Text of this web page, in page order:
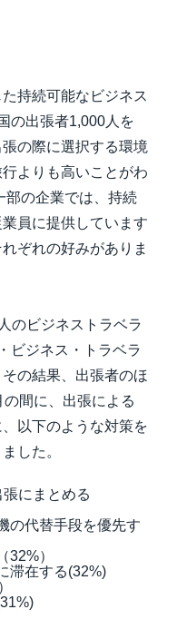
持続可能なビジネス
の出張者1,000人を
の際に選択する環境
よりも高いことがわ
部の企業では、持続
員に提供しています
ぞれの好みがありま
のビジネストラベラ
ビジネス・トラベラ
の結果、出張者のほ
間に、出張による
以下のような対策を
した。
にまとめる
の代替手段を優先す
32%）
滞在する(32%)